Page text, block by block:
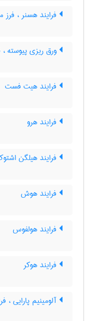
فرایند هسنر ،
ورق ریزی پیوسته ،
فرایند هیت فست
فرایند هرو
فرایند هیلگن
فرایند هوش
فرایند هولفوس
فرایند هوکر
آلومینیم پارایی